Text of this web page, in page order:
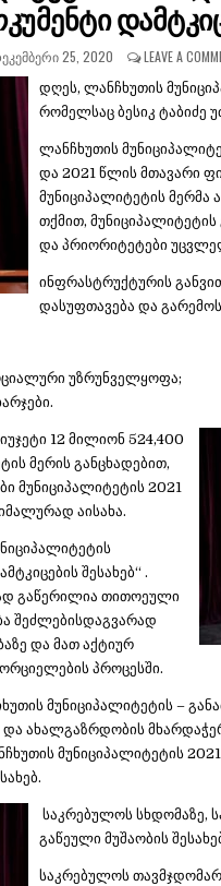
25, 2020 LEAVE A
დღეს, ლანჩხუთის
რომელსაც ბესიკ ტაბიძე
ლანჩხუთის
და 2021 წლის მთავარი
მუნიციპალიტეტის მერმა
თქმით,
და პრიორიტეტები
ინფრასტრუქტურის
დასუფთავება და
უზრუნველყოფა;
12 მილიონ 524,400
მერის განცხადებით,
მუნიციპალიტეტის 2021
აისახა.
შესახებ“ .
გაწერილია თითოეული
შეძლებისდაგვარად
და მათ აქტიურ
პროცესში.
მუნიციპალიტეტის –
ახალგაზრდობის
მუნიციპალიტეტის
საკრებულოს სხდომაზე,
გაწეული მუშაობის
საკრებულოს